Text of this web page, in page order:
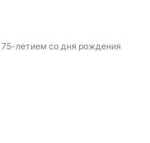
летием со дня рождения